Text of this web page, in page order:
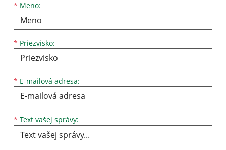
* Meno:
* Priezvisko:
* E-mailová adresa:
* Text vašej správy: